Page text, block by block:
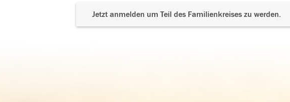
Jetzt anmelden um Teil des Familienkreises zu werden.